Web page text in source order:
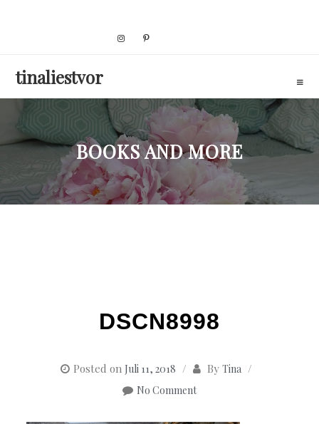
tinaliestvor
BOOKS AND MORE
DSCN8998
Posted on Juli 11, 2018 By Tina
No Comment